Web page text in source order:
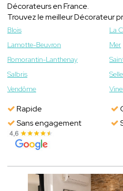
Décorateurs en France.
Trouvez le meilleur Décorateur
Blois
La
Lamotte-Beuvron
Mer
Romorantin-Lanthenay
Salbris
Vendôme
Rapide
Sans engagement